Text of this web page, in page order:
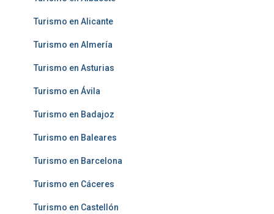
Turismo en Alicante
Turismo en Almería
Turismo en Asturias
Turismo en Ávila
Turismo en Badajoz
Turismo en Baleares
Turismo en Barcelona
Turismo en Cáceres
Turismo en Castellón